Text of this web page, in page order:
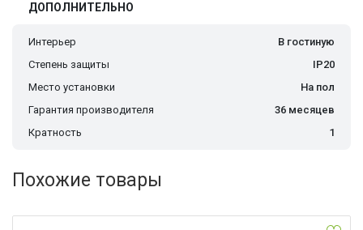
ДОПОЛНИТЕЛЬНО
Интерьер
В гостиную
Степень защиты
IP20
Место установки
На пол
Гарантия производителя
36 месяцев
Кратность
1
Похожие товары